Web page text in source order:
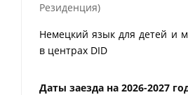
Резиденция)
Немецкий язык для детей и
в центрах DID
Даты заезда на 2026-2027